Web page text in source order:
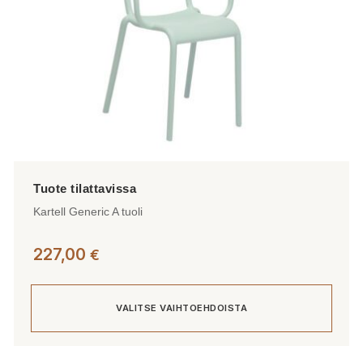
Kartell Generic A tuoli
227,00 €
VALITSE VAIHTOEHDOISTA